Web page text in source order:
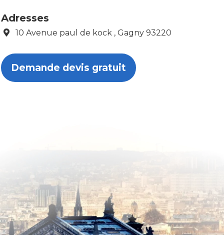
Adresses
10 Avenue paul de kock , Gagny 93220
Demande devis gratuit